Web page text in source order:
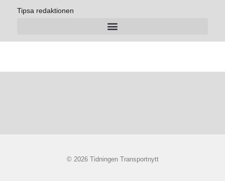
Tipsa redaktionen
© 2026 Tidningen Transportnytt